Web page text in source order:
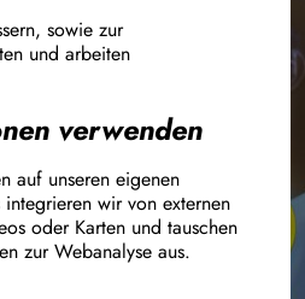
sowie zur
und arbeiten
verwenden
auf unseren eigenen
wir von externen
oder Karten und tauschen
zur Webanalyse aus.
Connect